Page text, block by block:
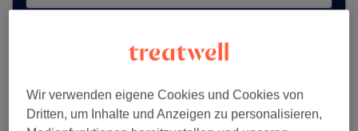
Wir verwenden eigene Cookies und Cookies von
Dritten, um Inhalte und Anzeigen zu personalisieren,